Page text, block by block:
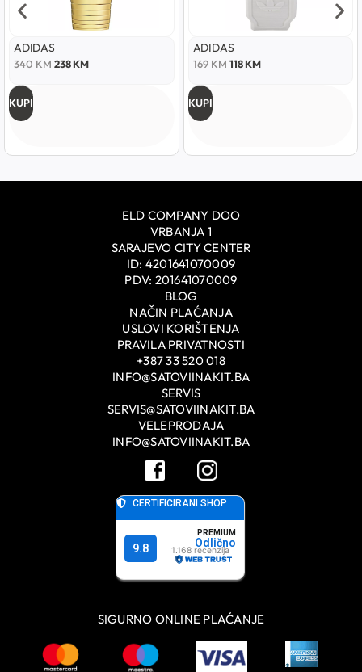
ADIDAS
340KM238KM
KUPI
ADIDAS
169KM 118KM
KUPI
ELD COMPANY DOO
VRBANJA 1
SARAJEVO CITY CENTER
ID: 4201641070009
PDV: 201641070009
BLOG
NAČIN PLAĆANJA
USLOVI KORIŠTENJA
PRAVILA PRIVATNOSTI
+387 33 520 018
INFO@SATOVIINAKIT.BA
SERVIS
SERVIS@SATOVIINAKIT.BA
VELEPRODAJA
INFO@SATOVIINAKIT.BA
SIGURNO ONLINE PLAĆANJE